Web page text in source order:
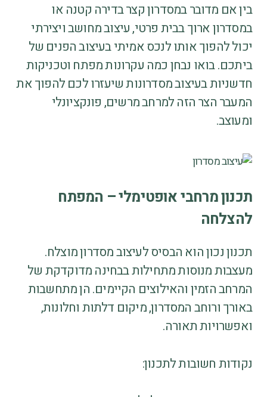
בין אם מדובר במסדרון קצר בדירה קטנה או
במסדרון ארוך בבית פרטי, עיצוב מחושב ויצירתי
יכול להפוך אותו לנכס אמיתי בעיצוב הפנים של
ביתכם. בואו נבחן כמה עקרונות מפתח וטכניקות
חדשניות בעיצוב מסדרונות שיעזרו לכם להפוך את
המעבר הצר הזה למרחב מרשים, פונקציונלי
ומעוצב.
תכנון מרחבי אופטימלי – המפתח
להצלחה
תכנון נכון הוא הבסיס לעיצוב מסדרון מוצלח.
מעצבות מנוסות מתחילות בבחינה מדוקדקת של
המרחב הזמין והאילוצים הקיימים. הן מתחשבות
באורך ורוחב המסדרון, מיקום דלתות וחלונות,
ואפשרויות תאורה.
נקודות חשובות לתכנון: